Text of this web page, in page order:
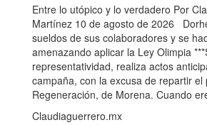
Entre lo utópico y lo verdadero Por
Martínez 10 de agosto de 2026
sueldos de sus colaboradores y se
amenazando aplicar la Ley Olimpia
representatividad, realiza actos
campaña, con la excusa de repartir el
Regeneración, de Morena. Cuando
Claudiaguerrero.mx